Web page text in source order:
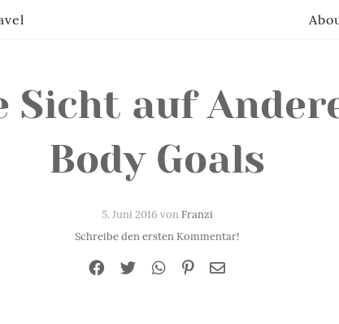
Sicht auf
Body Goals
5. Juni 2016 vonFranzi
Schreibe den ersten Kommentar!